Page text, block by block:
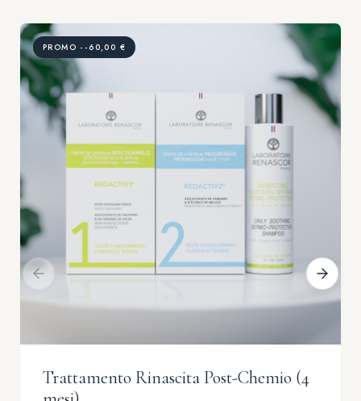
PROMO --60,00 €
Trattamento Rinascita Post-Chemio (4